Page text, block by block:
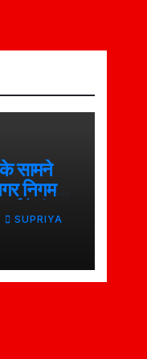
सामने
निगम
पर
हुई थी
SUPRIYA